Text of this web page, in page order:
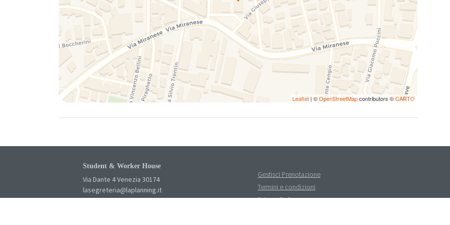
Leaflet | ©OpenStreetMapcontributors ©CARTO
Student & Worker House
Via Dante 4 Venezia 30174
lasegreteria@laplanning.it
041.96.90.031
Gestisci Prenotazione
Termini e condizioni
Privacy Policy